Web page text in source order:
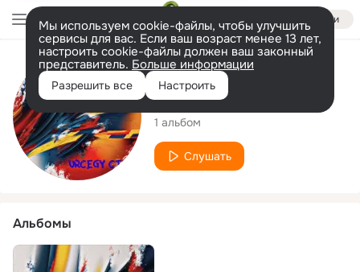
Войти
Мы используем cookie-файлы, чтобы улучшить
сервисы для вас. Если ваш возраст менее 13 лет,
настроить cookie-файлы должен ваш законный
представитель. Больше информации
Разрешить все Настроить
Исполнитель
Junior Rector
1 альбом
Слушать
Альбомы